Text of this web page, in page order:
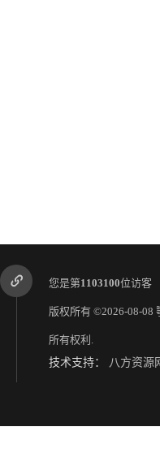
您是第1103100位访客
版权所有 ©2026-08-08
所有权利.
技术支持： 八方资源